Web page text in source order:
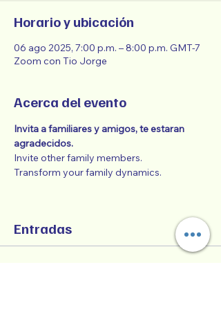
Horario y ubicación
06 ago 2025, 7:00 p.m. – 8:00 p.m. GMT-7
Zoom con Tio Jorge
Acerca del evento
Invita a familiares y amigos, te estaran
agradecidos.
Invite other family members.
Transform your family dynamics.
Entradas